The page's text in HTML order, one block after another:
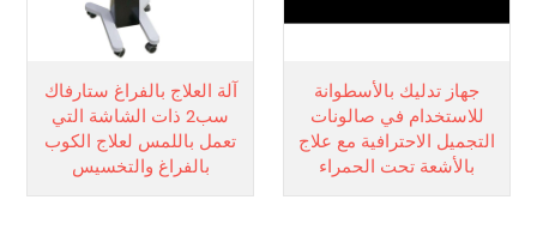
جهاز تدليك بالأسطوانة
للاستخدام في صالونات
التجميل الاحترافية مع علاج
بالأشعة تحت الحمراء
آلة العلاج بالفراغ ستارفاك
سب2 ذات الشاشة التي
تعمل باللمس لعلاج الكوب
بالفراغ والتخسيس